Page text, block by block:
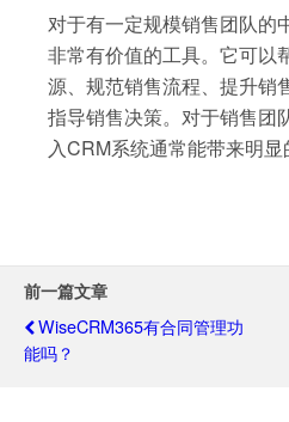
对于有一定规模销售团队的
非常有价值的工具。它可以
源、规范销售流程、提升销
指导销售决策。对于销售团
入CRM系统通常能带来明显
前一篇文章
WiseCRM365有合同管理功
能吗？